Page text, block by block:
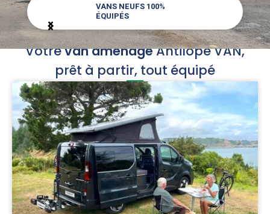
VANS NEUFS 100%
ÉQUIPÉS
Item
1
4
Votrevan aménagéAntilope VAN,
prêt à partir, tout équipé
Flex PLUS
Pour un couple en quête de plus d’espace
51 900 €
396 €/mois
2-4 places carte grise
2 personnes
Hauteur : 2 m
2 places couchage
Découvrir